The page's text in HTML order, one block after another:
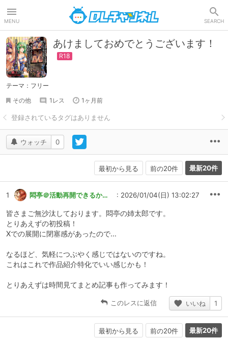
MENU SEARCH
あけましておめでとうございます！
テーマ：フリー
その他
1レス 1ヶ月前
ウォッチ 0
最初から見る 前の20件 最新20件
1 悶亭＠活動再開できるかな… : 2026/01/04(日) 13:02:27
皆さまご無沙汰しております。悶亭の姉太郎です。
とりあえずの初投稿！
Xでの展開に閉塞感があったので…
なるほど、気軽につぶやく感じではないのですね。
これはこれで作品紹介特化でいい感じかも！
とりあえずは時間見てまとめ記事も作ってみます！
このレスに返信 いいね 1
最初から見る 前の20件 最新20件